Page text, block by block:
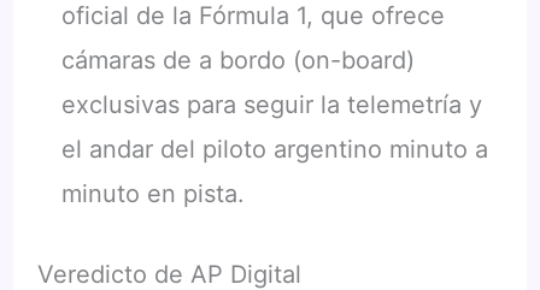
oficial de la Fórmula 1, que ofrece
cámaras de a bordo (on-board)
exclusivas para seguir la telemetría y
el andar del piloto argentino minuto a
minuto en pista.
Veredicto de AP Digital